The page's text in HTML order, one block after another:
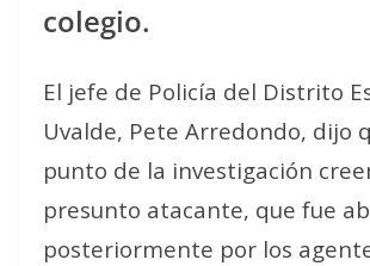
colegio.
El jefe de Policía del Distrito
Uvalde, Pete Arredondo, dijo
punto de la investigación
presunto atacante, que fue
posteriormente por los